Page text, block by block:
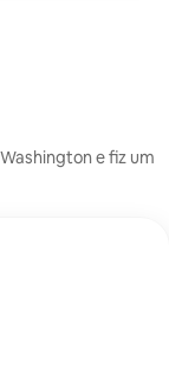
e fiz um